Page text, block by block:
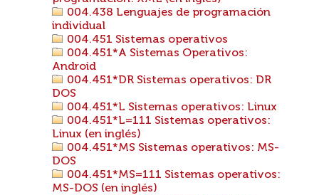
004.438 Lenguajes de programación
individual
004.451 Sistemas operativos
004.451*A Sistemas Operativos:
Android
004.451*DR Sistemas operativos: DR
DOS
004.451*L Sistemas operativos: Linux
004.451*L=111 Sistemas operativos:
Linux (en inglés)
004.451*MS Sistemas operativos: MS-
DOS
004.451*MS=111 Sistemas operativos:
MS-DOS (en inglés)